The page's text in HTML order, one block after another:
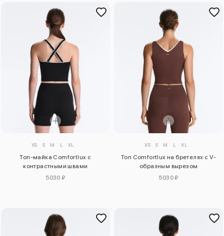
XS S M L XL
Топ-майка Comfortlux с
контрастными швами
5030 ₽
XS S M L XL
Топ Comfortlux на бретелях с V-
образным вырезом
5030 ₽